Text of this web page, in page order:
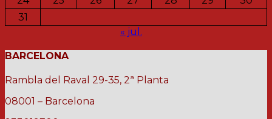
31
« jul.
BARCELONA
Rambla del Raval 29-35, 2ª Planta
08001 – Barcelona